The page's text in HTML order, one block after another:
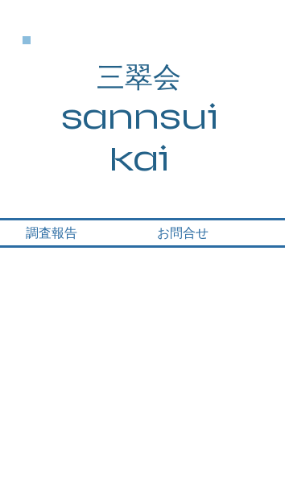
三翠会
sannsui​
kai
調査報告 お問合せ